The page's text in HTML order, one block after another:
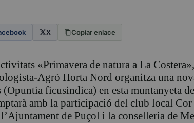
X Copiar enlace
«Primavera de natura a La
Agró Horta Nord organitza una
ficusindica) en esta muntanyeta
amb la participació del club local
de Puçol i la conselleria de